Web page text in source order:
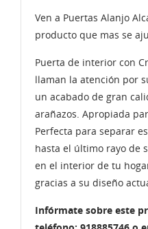
Ven a Puertas Alanjo
producto que mas se
Puerta de interior con
llaman la atención por
un acabado de gran
arañazos. Apropiada
Perfecta para separar
hasta el último rayo de
en el interior de tu
gracias a su diseño
Infórmate sobre este